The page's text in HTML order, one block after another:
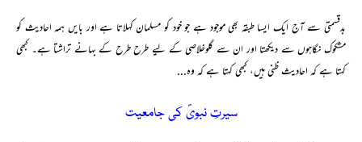
بدقسمتی سے آج ایک ایسا طبقہ بھی موجود ہے جو خود کو مسلمان کہلاتا ہے اور بایں ہمہ احادیث کو
مشکوک نگاہوں سے دیکھتا اور ان سے گلوخلاصی کے لیے طرح طرح کے بہانے تراشتا ہے۔ کبھی
کہتا ہے کہ احادیث ظنی ہیں، کبھی کہتا ہے کہ وہ...
سیرتِ نبویؐ کی جامعیت